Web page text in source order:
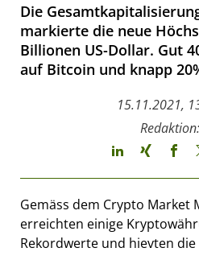
Die
markierte die neue
Billionen US-Dollar. Gut
auf Bitcoin und knapp
15.11.2021,
Gemäss dem Crypto Market
erreichten einige
Rekordwerte und hievten